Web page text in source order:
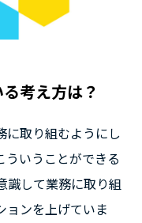
考え方は？
に取り組むようにし
ういうことができる
識して業務に取り組
ョンを上げていま